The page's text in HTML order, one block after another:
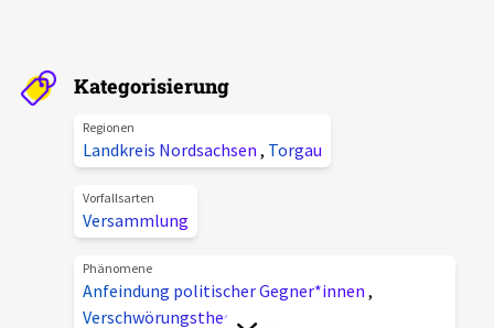
Unterstützer_innen
Spenden
chronik.LE in der Presse
Kategorisierung
Regionen
Landkreis Nordsachsen , Torgau
Vorfallsarten
Versammlung
Phänomene
Anfeindung politischer Gegner*innen ,
Verschwörungstheorien